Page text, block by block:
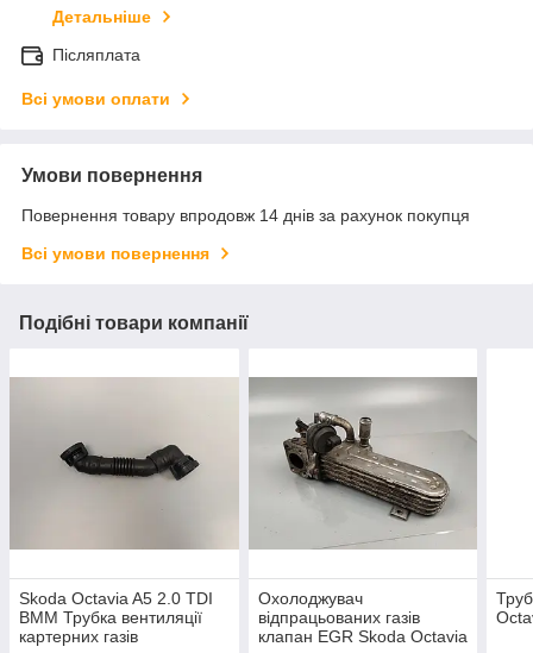
Детальніше
Післяплата
Всі умови оплати
Умови повернення
Повернення товару впродовж 14 днів за рахунок покупця
Всі умови повернення
Подібні товари компанії
Skoda Octavia A5 2.0 TDI
BMM Трубка вентиляції
картерних газів
Охолоджувач
відпрацьованих газів
клапан EGR Skoda Octavia